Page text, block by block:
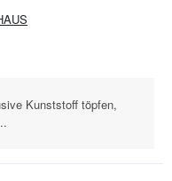
Kunststoff töpfen,